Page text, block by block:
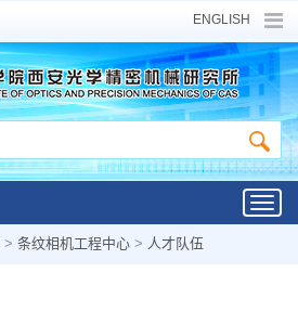
ENGLISH
> 条纹相机工程中心 > 人才队伍